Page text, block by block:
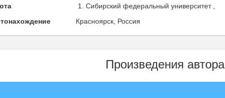
Сибирский федеральный университет ,
Красноярск, Россия
Произведения автора